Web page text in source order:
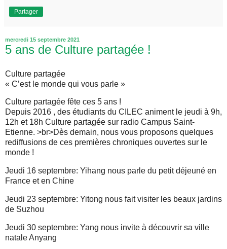
Partager
mercredi 15 septembre 2021
5 ans de Culture partagée !
Culture partagée
« C’est le monde qui vous parle »
Culture partagée fête ces 5 ans !
Depuis 2016 , des étudiants du CILEC animent le jeudi à 9h,
12h et 18h Culture partagée sur radio Campus Saint-
Etienne. >br>Dès demain, nous vous proposons quelques
rediffusions de ces premières chroniques ouvertes sur le
monde !
Jeudi 16 septembre: Yihang nous parle du petit déjeuné en
France et en Chine
Jeudi 23 septembre: Yitong nous fait visiter les beaux jardins
de Suzhou
Jeudi 30 septembre: Yang nous invite à découvrir sa ville
natale Anyang